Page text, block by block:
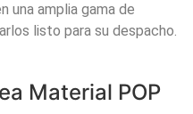
una amplia gama de
listo para su despacho.
Material POP